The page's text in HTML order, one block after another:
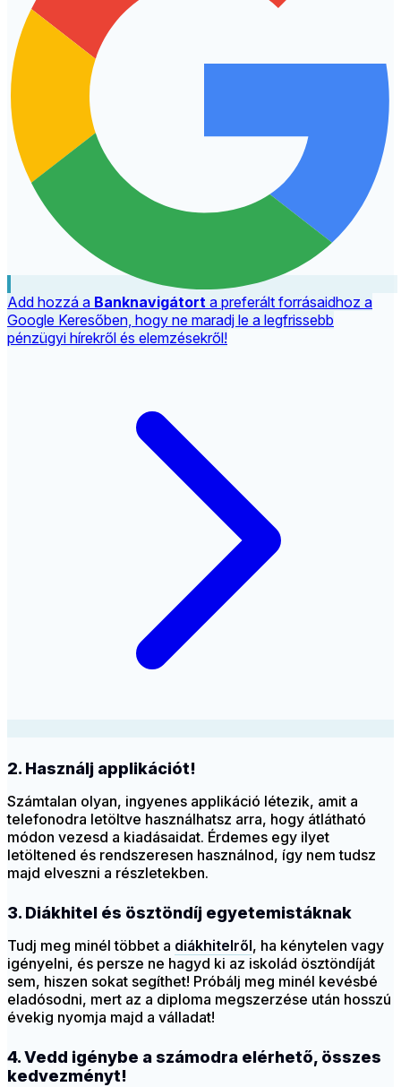
Add hozzá a Banknavigátort a preferált forrásaidhoz a
Google Keresőben, hogy ne maradj le a legfrissebb
pénzügyi hírekről és elemzésekről!
2. Használj applikációt!
Számtalan olyan, ingyenes applikáció létezik, amit a
telefonodra letöltve használhatsz arra, hogy átlátható
módon vezesd a kiadásaidat. Érdemes egy ilyet
letöltened és rendszeresen használnod, így nem tudsz
majd elveszni a részletekben.
3. Diákhitel és ösztöndíj egyetemistáknak
Tudj meg minél többet a diákhitelről, ha kénytelen vagy
igényelni, és persze ne hagyd ki az iskolád ösztöndíját
sem, hiszen sokat segíthet! Próbálj meg minél kevésbé
eladósodni, mert az a diploma megszerzése után hosszú
évekig nyomja majd a válladat!
4. Vedd igénybe a számodra elérhető, összes
kedvezményt!